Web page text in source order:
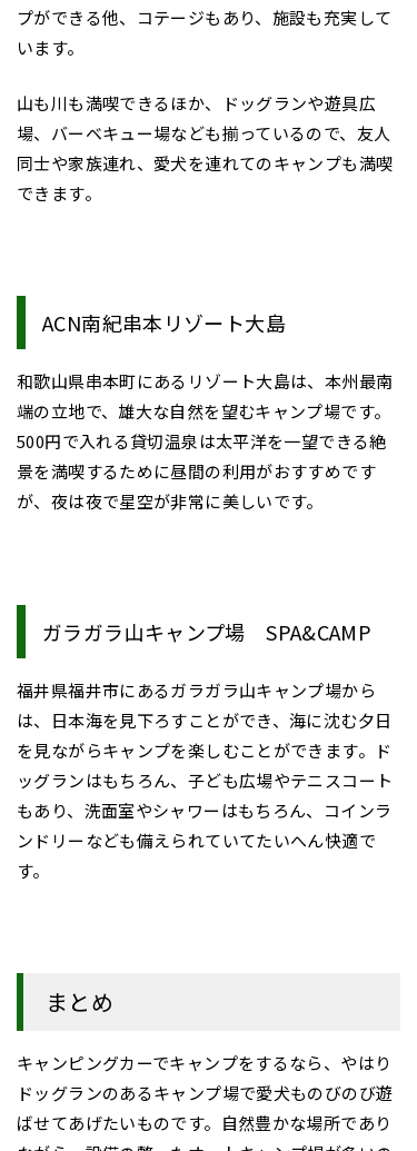
プができる他、コテージもあり、施設も充実して
います。
山も川も満喫できるほか、ドッグランや遊具広
場、バーベキュー場なども揃っているので、友人
同士や家族連れ、愛犬を連れてのキャンプも満喫
できます。
ACN南紀串本リゾート大島
和歌山県串本町にあるリゾート大島は、本州最南
端の立地で、雄大な自然を望むキャンプ場です。
500円で入れる貸切温泉は太平洋を一望できる絶
景を満喫するために昼間の利用がおすすめです
が、夜は夜で星空が非常に美しいです。
ガラガラ山キャンプ場 SPA&CAMP
福井県福井市にあるガラガラ山キャンプ場から
は、日本海を見下ろすことができ、海に沈む夕日
を見ながらキャンプを楽しむことができます。ド
ッグランはもちろん、子ども広場やテニスコート
もあり、洗面室やシャワーはもちろん、コインラ
ンドリーなども備えられていてたいへん快適で
す。
まとめ
キャンピングカーでキャンプをするなら、やはり
ドッグランのあるキャンプ場で愛犬ものびのび遊
ばせてあげたいものです。自然豊かな場所であり